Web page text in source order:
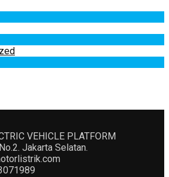
VEHICLE PLATFORM
Jakarta Selatan.